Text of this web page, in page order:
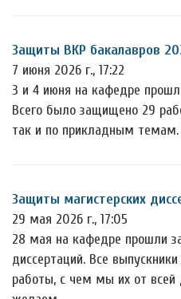
Защиты ВКР бакалавров
7 июня 2026 г., 17:22
3 и 4 июня на кафедре
Всего было защищено 29
так и по прикладным
Защиты магистерских
29 мая 2026 г., 17:05
28 мая на кафедре прошли
диссертаций. Все
работы, с чем мы их от